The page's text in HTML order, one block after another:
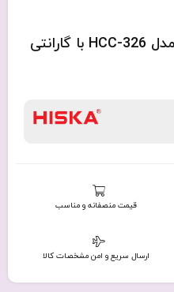
شارژ فندکی 95w هیسکا مدل HCC-326 با گارانتی
قیمت منصفانه و مناسب
ارسال سریع و امن مشخصات کالا